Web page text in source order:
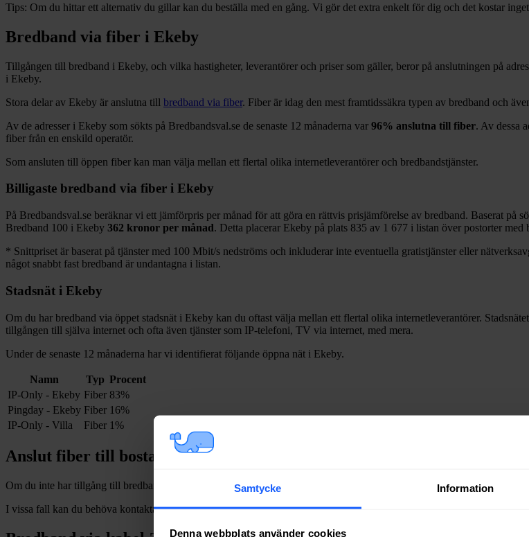
Samtycke Information
Denna webbplats använder cookies
Tips: Om du hittar ett alternativ du gillar kan du beställa med en gång. Vi gör det extra enkelt för dig och det kostar
Bredband via fiber i Ekeby
Tillgången till bredband i Ekeby, och vilka hastigheter, leverantörer och priser som gäller, beror på anslutningen på
i Ekeby.
Stora delar av Ekeby är anslutna till bredband via fiber. Fiber är idag den mest framtidssäkra typen av bredband och
Av de adresser i Ekeby som sökts på Bredbandsval.se de senaste 12 månaderna var 96% anslutna till fiber. Av dessa
fiber från en enskild operatör.
Som ansluten till öppen fiber kan man välja mellan ett flertal olika internetleverantörer och bredbandstjänster.
Billigaste bredband via fiber i Ekeby
På Bredbandsval.se beräknar vi ett jämförpris per månad för att göra en rättvis prisjämförelse av bredband. Baserat på
Bredband 100 i Ekeby 362 kronor per månad. Detta placerar Ekeby på plats 835 av 1 677 i listan över postorter med
* Snittpriset är baserat på tjänster med 100 Mbit/s nedströms och inkluderar inte eventuella gratistjänster eller
något snabbt fast bredband är undantagna i listan.
Stadsnät i Ekeby
Om du har bredband via öppet stadsnät i Ekeby kan du oftast välja mellan ett flertal olika internetleverantörer.
tillgången till själva internet och ofta även tjänster som IP-telefoni, TV via internet, med mera.
Under de senaste 12 månaderna har vi identifierat följande öppna nät i Ekeby.
Namn Typ Procent
IP-Only - Ekeby Fiber 83%
Pingday - Ekeby Fiber 16%
IP-Only - Villa
Fiber 1%
Anslut fiber till bostad iEkeby
Om du inte har tillgång till bredband via fiber och vill dra in och installera fiber till en bostad eller lokal i Ekebykan du
I vissa fall kan du behöva kontakta en nätägare direkt. Se listan över nätägare iBjuvs